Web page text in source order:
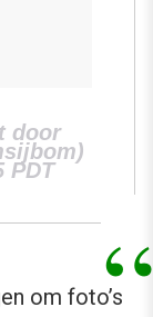
door
PDT
om foto’s